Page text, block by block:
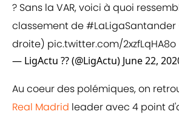
? Sans la VAR, voici à quoi
classement de#LaLigaSantander
droite) pic.twitter.com/2xzfLqHA8o
— LigActu ?? (@LigActu) June 22,
Au coeur des polémiques, on
Real Madrid leader avec 4 point